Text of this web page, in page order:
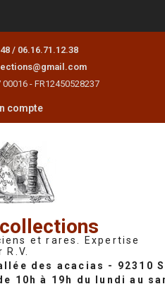
/ 06.16.71.12.38
00016 - FR12450528237
compte
et rares. Expertise
R.V.